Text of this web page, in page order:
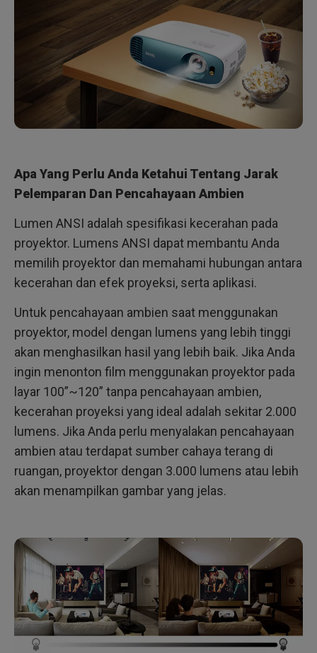
Apa Yang Perlu Anda Ketahui Tentang Jarak
Pelemparan Dan Pencahayaan Ambien
Lumen ANSI adalah spesifikasi kecerahan pada
proyektor. Lumens ANSI dapat membantu Anda
memilih proyektor dan memahami hubungan antara
kecerahan dan efek proyeksi, serta aplikasi.
Untuk pencahayaan ambien saat menggunakan
proyektor, model dengan lumens yang lebih tinggi
akan menghasilkan hasil yang lebih baik. Jika Anda
ingin menonton film menggunakan proyektor pada
layar 100”~120” tanpa pencahayaan ambien,
kecerahan proyeksi yang ideal adalah sekitar 2.000
lumens. Jika Anda perlu menyalakan pencahayaan
ambien atau terdapat sumber cahaya terang di
ruangan, proyektor dengan 3.000 lumens atau lebih
akan menampilkan gambar yang jelas.